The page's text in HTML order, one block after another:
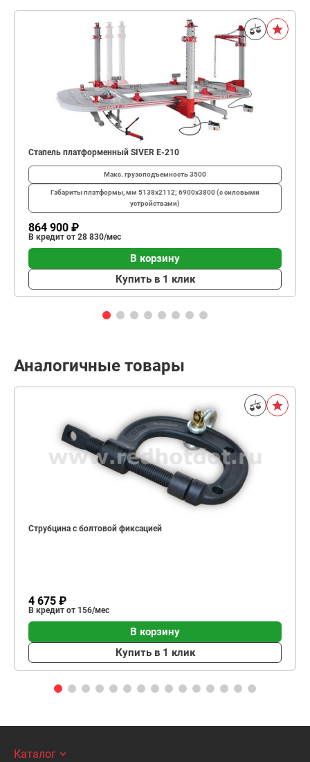
Стапель платформенный SIVER E-210
Макс. грузоподъемность3500
Габариты платформы, мм 5138х2112; 6900х3800 (с силовыми
устройствами)
864 900 ₽
В кредит от 28 830/мес
В корзину
Купить в 1 клик
Аналогичные товары
Струбцина с болтовой фиксацией
4 675 ₽
В кредит от 156/мес
В корзину
Купить в 1 клик
Каталог